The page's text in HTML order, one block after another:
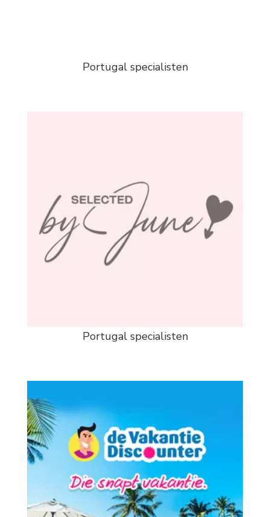
Portugal specialisten
Portugal specialisten